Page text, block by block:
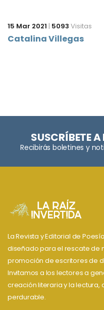
15 Mar 2021 | 5093 Visitas
Catalina Villegas
SUSCRÍBETE
Recibirás boletines y
La Revista y Editorial de
diseñado para el rescate de
promoción de escritores de
Invitamos a los lectores a
creación literaria y la
perdurable.